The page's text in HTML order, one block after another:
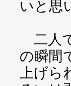
いと思
二人
の瞬間
上げ